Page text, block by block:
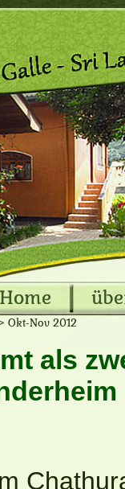
> Okt-Nov 2012
Home
als